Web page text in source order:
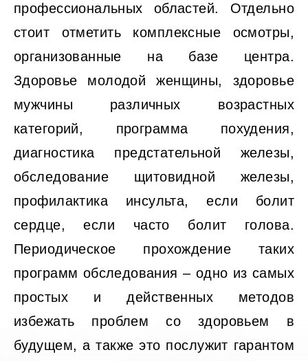
профессиональных областей. Отдельно
стоит отметить комплексные осмотры,
организованные на базе центра.
Здоровье молодой женщины, здоровье
мужчины различных возрастных
категорий, программа похудения,
диагностика предстательной железы,
обследование щитовидной железы,
профилактика инсульта, если болит
сердце, если часто болит голова.
Периодическое прохождение таких
программ обследования – одно из самых
простых и действенных методов
избежать проблем со здоровьем в
будущем, а также это послужит гарантом